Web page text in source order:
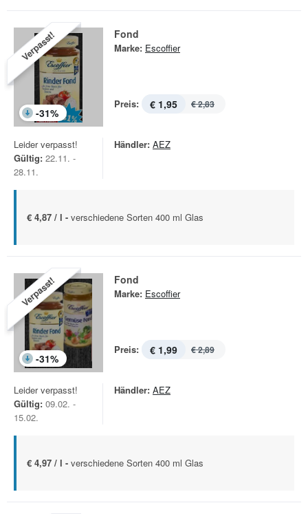
Verpasst!
-31%
Fond
Marke: Escoffier
Preis: € 1,95 € 2,83
Leider verpasst!
Gültig: 22.11. -
28.11.
Händler: AEZ
€ 4,87 / l - verschiedene Sorten 400 ml Glas
Verpasst!
-31%
Fond
Marke: Escoffier
Preis: € 1,99 € 2,89
Leider verpasst!
Gültig: 09.02. -
15.02.
Händler: AEZ
€ 4,97 / l - verschiedene Sorten 400 ml Glas